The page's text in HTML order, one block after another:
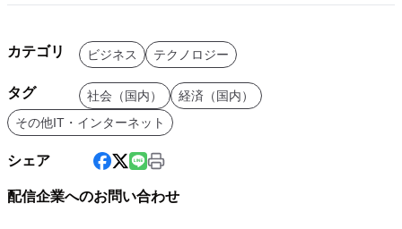
カテゴリ ビジネス テクノロジー
タグ 社会（国内）
経済（国内）
その他IT・インターネット
シェア
配信企業へのお問い合わせ